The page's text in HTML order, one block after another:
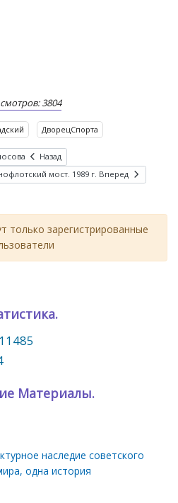
90
3804
ДворецСпорта
Назад
мост. 1989 г. Вперед
только зарегистрированные
Материалы.
наследие советского
одна история